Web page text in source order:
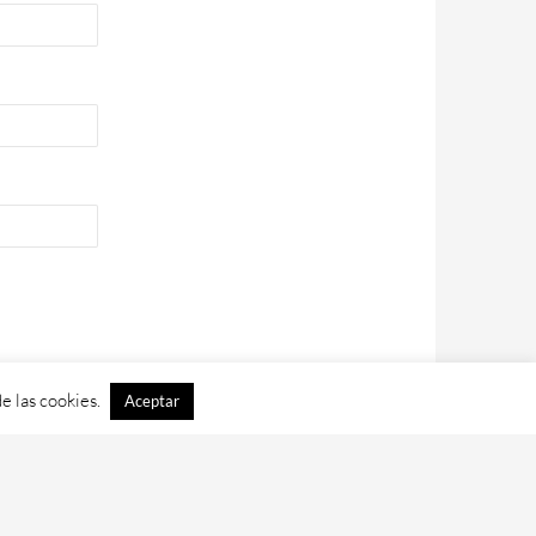
las cookies. Aceptar